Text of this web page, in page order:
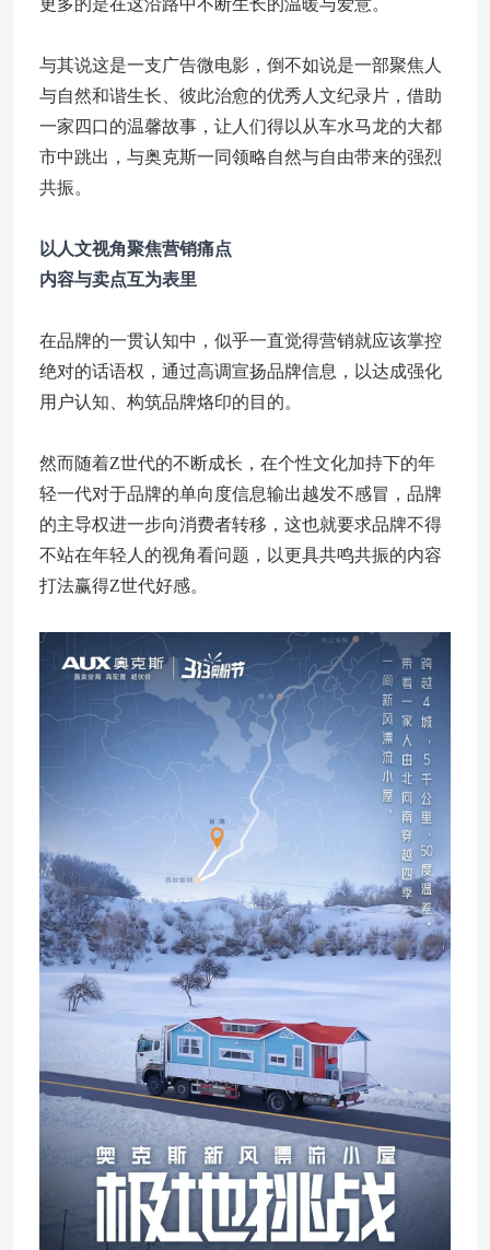
与其说这是一支广告微电影，倒不如说是一部聚焦人
与自然和谐生长、彼此治愈的优秀人文纪录片，借助
一家四口的温馨故事，让人们得以从车水马龙的大都
市中跳出，与奥克斯一同领略自然与自由带来的强烈
共振。
以人文视角聚焦营销痛点
内容与卖点互为表里
在品牌的一贯认知中，似乎一直觉得营销就应该掌控
绝对的话语权，通过高调宣扬品牌信息，以达成强化
用户认知、构筑品牌烙印的目的。
然而随着Z世代的不断成长，在个性文化加持下的年
轻一代对于品牌的单向度信息输出越发不感冒，品牌
的主导权进一步向消费者转移，这也就要求品牌不得
不站在年轻人的视角看问题，以更具共鸣共振的内容
打法赢得Z世代好感。